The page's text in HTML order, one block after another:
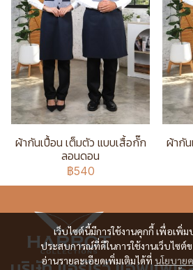
ผ้ากันเปื้อน เต็มตัว แบบเสื้อกั๊ก
ลอนดอน
฿540
ผ้ากั
เว็บไซต์นี้มีการใช้งานคุกกี้ เพื่อเพิ่
ประสบการณ์ที่ดีในการใช้งานเว็บไซต์
อ่านรายละเอียดเพิ่มเติมได้ที่ นโยบาย